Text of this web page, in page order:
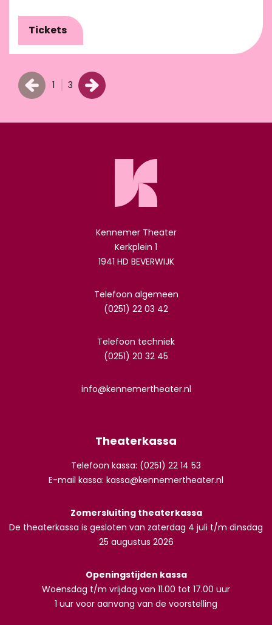
Tickets
1 3
Kennemer Theater
Kerkplein 1
1941 HD BEVERWIJK
Telefoon algemeen
(0251) 22 03 42
Telefoon techniek
(0251) 20 32 45
info@kennemertheater.nl
Theaterkassa
Telefoon kassa: (0251) 22 14 53
E-mail kassa: kassa@kennemertheater.nl
Zomersluiting theaterkassa
De theaterkassa is gesloten van zaterdag 4 juli t/m dinsdag
25 augustus 2026
Openingstijden kassa
Woensdag t/m vrijdag van 11.00 tot 17.00 uur
1 uur voor aanvang van de voorstelling